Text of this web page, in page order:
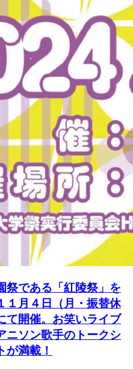
祭である「紅陵祭」を
１月４日（月・振替休
て開催。お笑いライブ
ニソン歌手のトークシ
が満載！